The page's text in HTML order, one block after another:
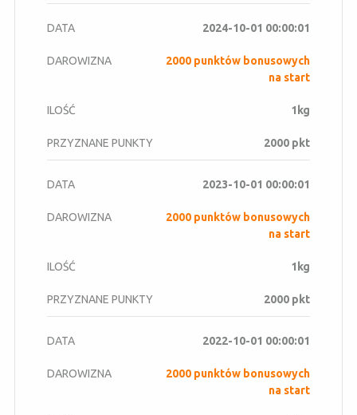
2024-10-01 00:00:01
2000 punktów bonusowych
na start
1kg
2000 pkt
2023-10-01 00:00:01
2000 punktów bonusowych
na start
1kg
2000 pkt
2022-10-01 00:00:01
2000 punktów bonusowych
na start